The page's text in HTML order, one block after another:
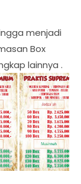
menjadi
Box
lainnya .